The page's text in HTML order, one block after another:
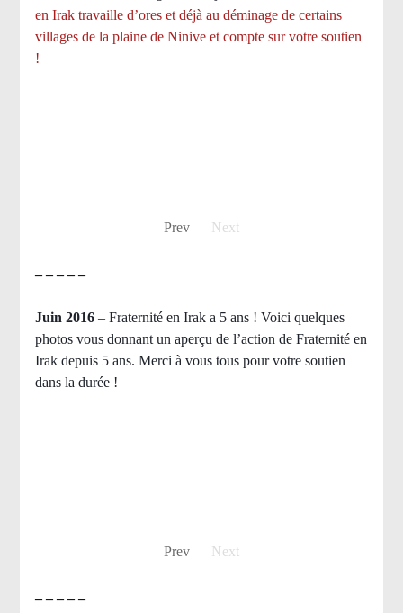
en Irak travaille d’ores et déjà au déminage de certains
villages de la plaine de Ninive et compte sur votre soutien
!
Prev Next
– – – – –
Juin 2016– Fraternité en Irak a 5 ans ! Voici quelques
photos vous donnant un aperçu de l’action de Fraternité en
Irak depuis 5 ans. Merci à vous tous pour votre soutien
dans la durée !
Prev Next
– – – – –